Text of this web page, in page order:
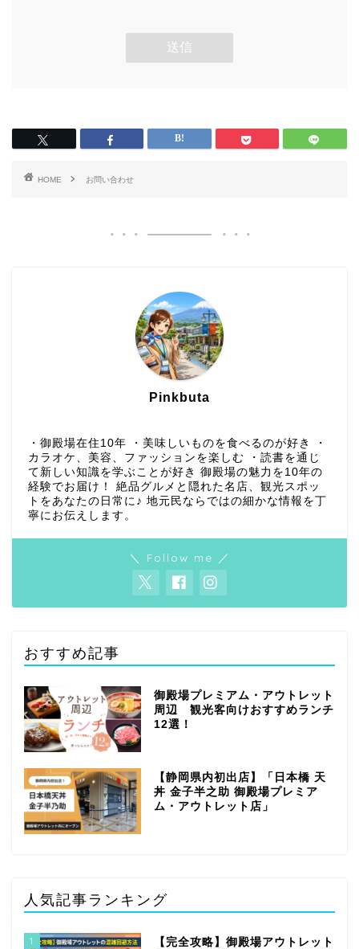
HOME お問い合わせ
Pinkbuta
・御殿場在住10年 ・美味しいものを食べるのが好き ・
カラオケ、美容、ファッションを楽しむ ・読書を通じ
て新しい知識を学ぶことが好き 御殿場の魅力を10年の
経験でお届け！ 絶品グルメと隠れた名店、観光スポッ
トをあなたの日常に♪ 地元民ならではの細かな情報を丁
寧にお伝えします。
＼ Follow me ／
おすすめ記事
御殿場プレミアム・アウトレット
周辺 観光客向けおすすめランチ
12選！
【静岡県内初出店】「日本橋 天
丼 金子半之助 御殿場プレミア
ム・アウトレット店」
人気記事ランキング
1
【完全攻略】御殿場アウトレット